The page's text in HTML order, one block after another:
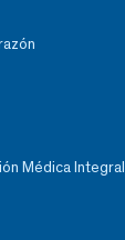
Médica Integral